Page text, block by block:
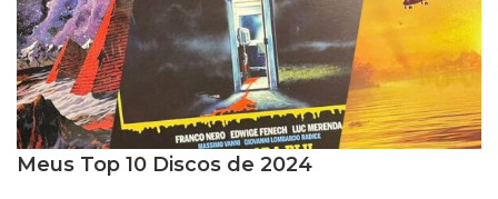
Meus Top 10 Discos de 2024